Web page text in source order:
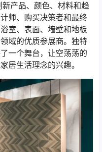
产品、颜色、材料和趋
师、购买决策者和最终
室、表面、墙壁和地板
域的优质参展商。独特
一个舞台，让空荡荡的
居生活理念的兴趣。